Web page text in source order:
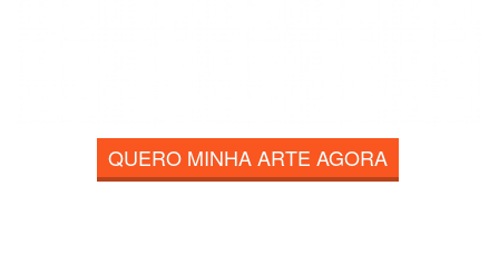
QUERO MINHA ARTE AGORA